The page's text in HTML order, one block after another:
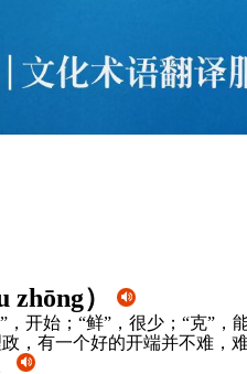
zhōng）
开始；“鲜”，很少；“克”
政，有一个好的开端并不难